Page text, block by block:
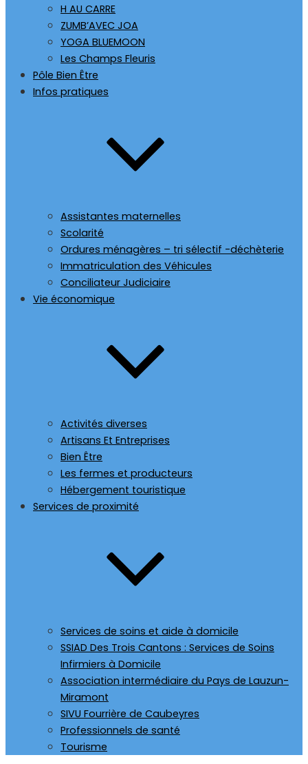
H AU CARRE
ZUMB’AVEC JOA
YOGA BLUEMOON
Les Champs Fleuris
Pôle Bien Être
Infos pratiques
Assistantes maternelles
Scolarité
Ordures ménagères – tri sélectif -déchèterie
Immatriculation des Véhicules
Conciliateur Judiciaire
Vie économique
Activités diverses
Artisans Et Entreprises
Bien Être
Les fermes et producteurs
Hébergement touristique
Services de proximité
Services de soins et aide à domicile
SSIAD Des Trois Cantons : Services de Soins
Infirmiers à Domicile
Association intermédiaire du Pays de Lauzun-
Miramont
SIVU Fourrière de Caubeyres
Professionnels de santé
Tourisme